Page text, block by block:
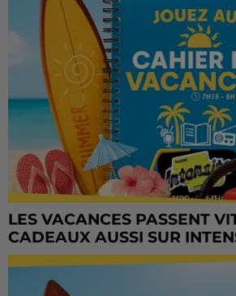
LES VACANCES PASSENT
CADEAUX AUSSI SUR